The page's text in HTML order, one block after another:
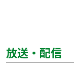
放送・配信